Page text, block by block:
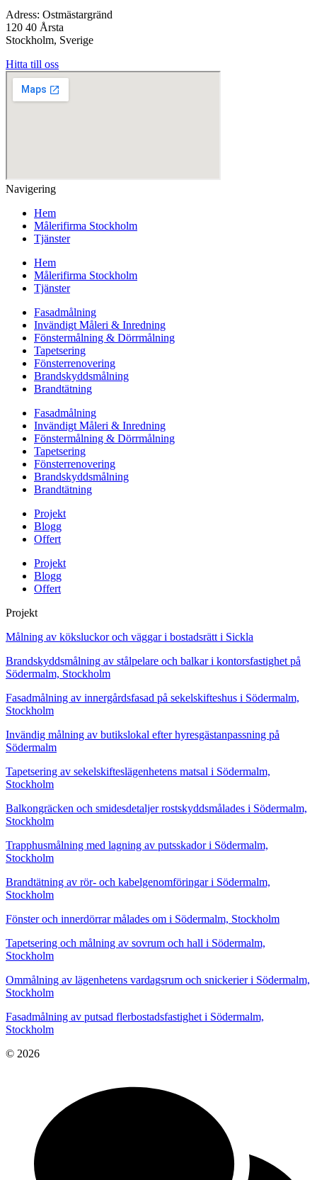
Adress: Ostmästargränd
120 40 Årsta
Stockholm, Sverige
Hitta till oss
Navigering
Hem
Målerifirma Stockholm
Tjänster
Hem
Målerifirma Stockholm
Tjänster
Fasadmålning
Invändigt Måleri & Inredning
Fönstermålning & Dörrmålning
Tapetsering
Fönsterrenovering
Brandskyddsmålning
Brandtätning
Fasadmålning
Invändigt Måleri & Inredning
Fönstermålning & Dörrmålning
Tapetsering
Fönsterrenovering
Brandskyddsmålning
Brandtätning
Projekt
Blogg
Offert
Projekt
Blogg
Offert
Projekt
Målning av köksluckor och väggar i bostadsrätt i Sickla
Brandskyddsmålning av stålpelare och balkar i kontorsfastighet på
Södermalm, Stockholm
Fasadmålning av innergårdsfasad på sekelskifteshus i Södermalm,
Stockholm
Invändig målning av butikslokal efter hyresgästanpassning på
Södermalm
Tapetsering av sekelskifteslägenhetens matsal i Södermalm,
Stockholm
Balkongräcken och smidesdetaljer rostskyddsmålades i Södermalm,
Stockholm
Trapphusmålning med lagning av putsskador i Södermalm,
Stockholm
Brandtätning av rör- och kabelgenomföringar i Södermalm,
Stockholm
Fönster och innerdörrar målades om i Södermalm, Stockholm
Tapetsering och målning av sovrum och hall i Södermalm,
Stockholm
Ommålning av lägenhetens vardagsrum och snickerier i Södermalm,
Stockholm
Fasadmålning av putsad flerbostadsfastighet i Södermalm,
Stockholm
© 2026